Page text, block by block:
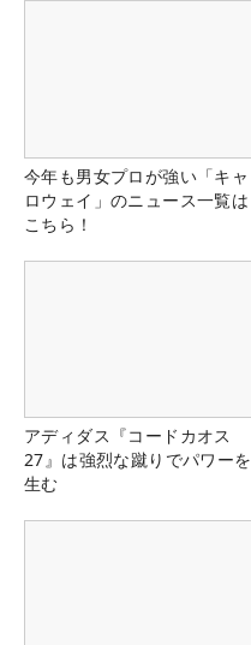
今年も男女プロが強い「キャ
ロウェイ」のニュース一覧は
こちら！
アディダス『コードカオス
27』は強烈な蹴りでパワーを
生む